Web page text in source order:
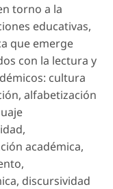
torno a la
educativas,
que emerge
con la lectura y
cultura
alfabetización
académica,
discursividad